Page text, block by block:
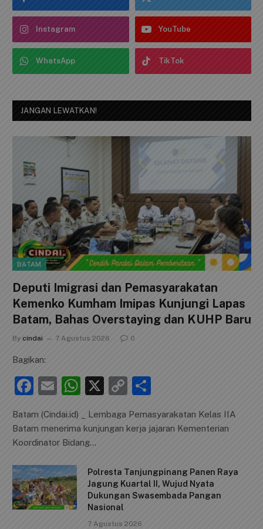
Instagram YouTube
WhatsApp TikTok
JANGAN LEWATKAN!
BATAM
Deputi Imigrasi dan Pemasyarakatan
Kemenko Kumham Imipas Kunjungi Lapas
Batam, Bahas Overstaying dan KUHP Baru
By cindai 7 Agustus 2026 0
Bagikan:
F
c
e
b
o
o
k
E
ai
l
W
at
s
p
p
X
C
p
n
k
ar
Batam (Cindai.id) _ Lembaga Pemasyarakatan Kelas IIA
Batam menerima kunjungan kerja jajaran Kementerian
Koordinator Bidang…
Polresta Tanjungpinang Panen Raya
Jagung Kuartal II, Wujud Nyata
Dukungan Swasembada Pangan
Nasional
7 Agustus 2026